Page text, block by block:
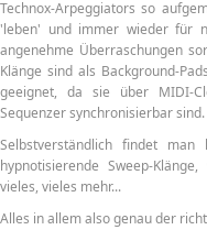
Technox-Arpeggiators so
'leben' und immer wieder für
angenehme Überraschungen
Klänge sind als Background-
geeignet, da sie über MIDI-
Sequenzer synchronisierbar sind.
Selbstverständlich findet man
hypnotisierende Sweep-
vieles, vieles mehr...
Alles in allem also genau der